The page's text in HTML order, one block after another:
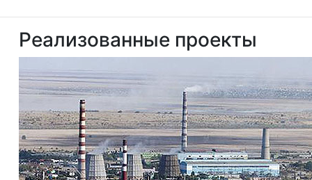
Реализованные проекты